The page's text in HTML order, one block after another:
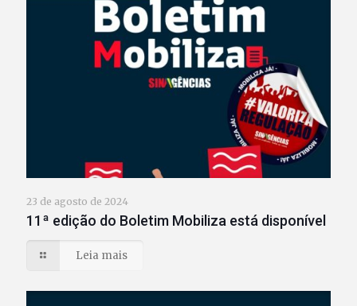
23 de agosto de 2024
11ª edição do Boletim Mobiliza está disponível
Leia mais